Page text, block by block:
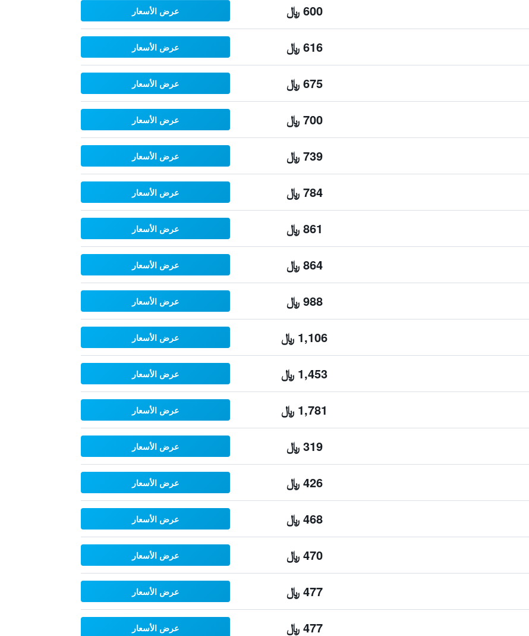
600 ﷼ عرض الأسعار
616 ﷼ عرض الأسعار
675 ﷼ عرض الأسعار
700 ﷼ عرض الأسعار
739 ﷼ عرض الأسعار
784 ﷼ عرض الأسعار
861 ﷼ عرض الأسعار
864 ﷼ عرض الأسعار
988 ﷼ عرض الأسعار
1,106 ﷼ عرض الأسعار
1,453 ﷼ عرض الأسعار
1,781 ﷼ عرض الأسعار
319 ﷼ عرض الأسعار
426 ﷼ عرض الأسعار
468 ﷼ عرض الأسعار
470 ﷼ عرض الأسعار
477 ﷼ عرض الأسعار
477 ﷼ عرض الأسعار